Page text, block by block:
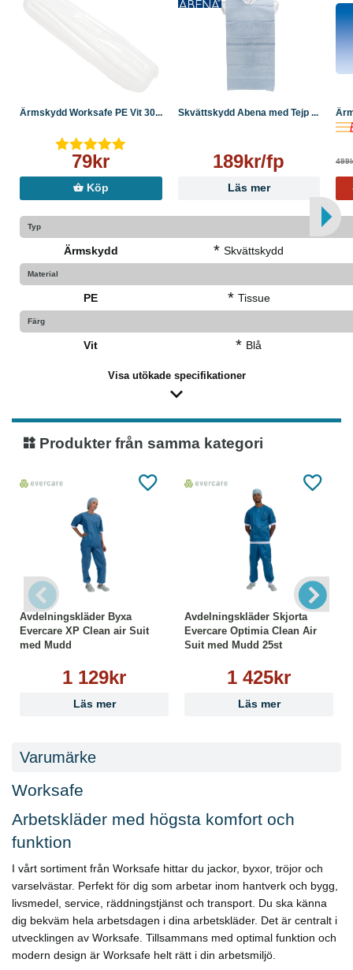
Ärmskydd Worksafe PE Vit 30...
79kr
Köp
Skvättskydd Abena med Tejp ...
189kr/fp
Läs mer
Typ
Ärmskydd * Skvättskydd
Material
PE * Tissue
Färg
Vit * Blå
Visa utökade specifikationer
Produkter från samma kategori
Avdelningskläder Byxa
Evercare XP Clean air Suit
med Mudd
1 129kr
Läs mer
Avdelningskläder Skjorta
Evercare Optimia Clean Air
Suit med Mudd 25st
1 425kr
Läs mer
Varumärke
Worksafe
Arbetskläder med högsta komfort och
funktion
I vårt sortiment från Worksafe hittar du jackor, byxor, tröjor och
varselvästar. Perfekt för dig som arbetar inom hantverk och bygg,
livsmedel, service, räddningstjänst och transport. Du ska känna
dig bekväm hela arbetsdagen i dina arbetskläder. Det är centralt i
utvecklingen av Worksafe. Tillsammans med optimal funktion och
modern design är Worksafe helt rätt i din arbetsmiljö.